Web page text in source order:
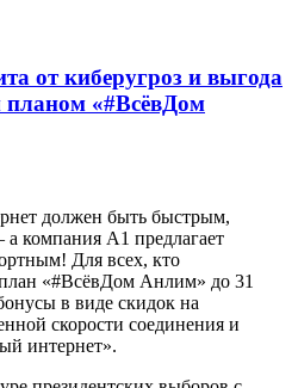
от киберугроз и выгода
«#ВсёвДом
должен быть быстрым,
компания А1 предлагает
Для всех, кто
«#ВсёвДом Анлим» до 31
в виде скидок на
скорости соединения и
интернет».